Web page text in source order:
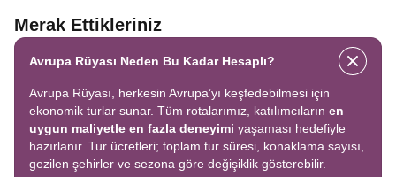
Merak Ettikleriniz
Avrupa Rüyası Neden Bu Kadar Hesaplı?
Avrupa Rüyası, herkesin Avrupa’yı keşfedebilmesi için
ekonomik turlar sunar. Tüm rotalarımız, katılımcıların en
uygun maliyetle en fazla deneyimi yaşaması hedefiyle
hazırlanır. Tur ücretleri; toplam tur süresi, konaklama sayısı,
gezilen şehirler ve sezona göre değişiklik gösterebilir.